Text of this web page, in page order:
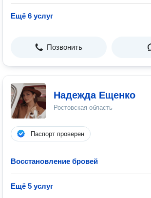
Ещё 6 услуг
Позвонить
Надежда Ещенко
Ростовская область
Паспорт проверен
Восстановление бровей
Ещё 5 услуг